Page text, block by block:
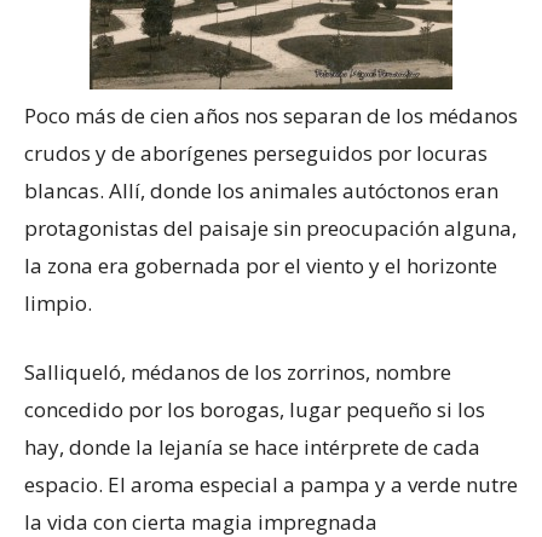
Poco más de cien años nos separan de los médanos
crudos y de aborígenes perseguidos por locuras
blancas. Allí, donde los animales autóctonos eran
protagonistas del paisaje sin preocupación alguna,
la zona era gobernada por el viento y el horizonte
limpio.
Salliqueló, médanos de los zorrinos, nombre
concedido por los borogas, lugar pequeño si los
hay, donde la lejanía se hace intérprete de cada
espacio. El aroma especial a pampa y a verde nutre
la vida con cierta magia impregnada